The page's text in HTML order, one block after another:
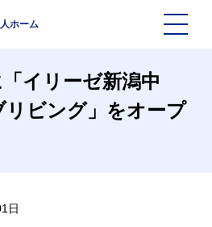
ホーム
ーゼとは
イリーゼ新潟中
ビング」をオープ
日